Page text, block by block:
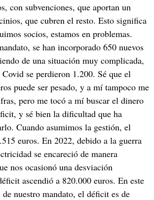
con subvenciones, que aportan un
que cubren el resto. Esto significa
socios, estamos en problemas.
se han incorporado 650 nuevos
de una situación muy complicada,
se perdieron 1.200. Sé que el
puede ser pesado, y a mí tampoco me
pero me tocó a mí buscar el dinero
y sé bien la dificultad que ha
Cuando asumimos la gestión, el
euros. En 2022, debido a la guerra
se encareció de manera
nos ocasionó una desviación
ascendió a 820.000 euros. En este
nuestro mandato, el déficit es de